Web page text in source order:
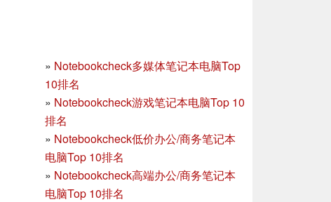
» Notebookcheck多媒体笔记本电脑Top
10排名
» Notebookcheck游戏笔记本电脑Top 10
排名
» Notebookcheck低价办公/商务笔记本
电脑Top 10排名
» Notebookcheck高端办公/商务笔记本
电脑Top 10排名